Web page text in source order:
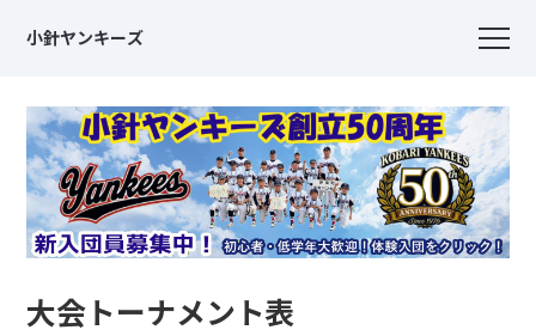
小針ヤンキーズ
大会トーナメント表